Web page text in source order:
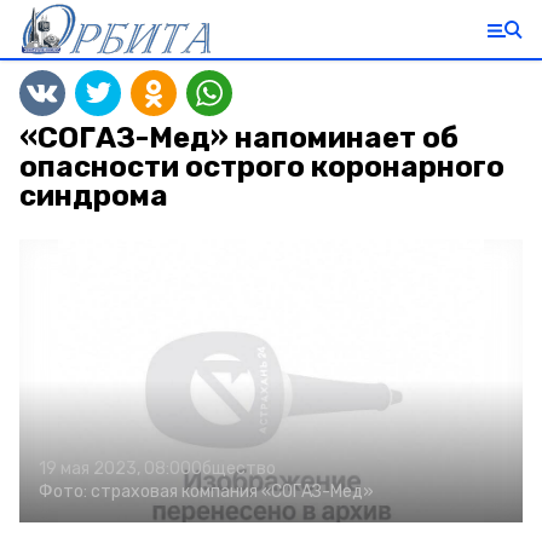
«СОГАЗ-Мед» напоминает об
опасности острого коронарного
синдрома
19 мая 2023, 08:00Общество
Фото: страховая компания «СОГАЗ-Мед»